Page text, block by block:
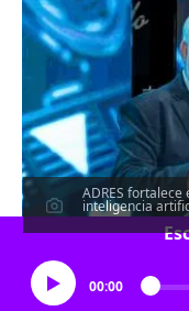
ADRES
inteligencia
00:00